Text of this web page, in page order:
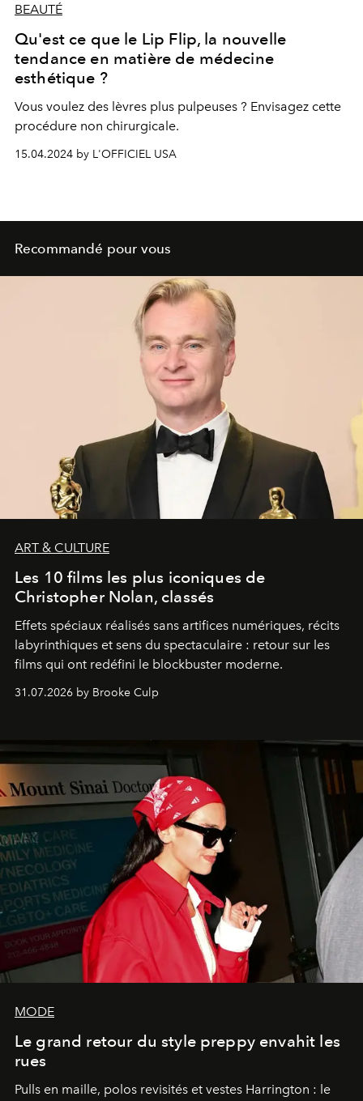
BEAUTÉ
Qu'est ce que le Lip Flip, la nouvelle
tendance en matière de médecine
esthétique ?
Vous voulez des lèvres plus pulpeuses ? Envisagez cette
procédure non chirurgicale.
15.04.2024 by L'OFFICIEL USA
Recommandé pour vous
ART & CULTURE
Les 10 films les plus iconiques de
Christopher Nolan, classés
Effets spéciaux réalisés sans artifices numériques, récits
labyrinthiques et sens du spectaculaire : retour sur les
films qui ont redéfini le blockbuster moderne.
31.07.2026 by Brooke Culp
MODE
Le grand retour du style preppy envahit les
rues
Pulls en maille, polos revisités et vestes Harrington : le